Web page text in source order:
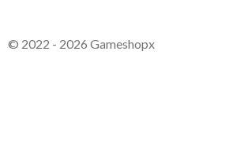
© 2022 - 2026 Gameshopx